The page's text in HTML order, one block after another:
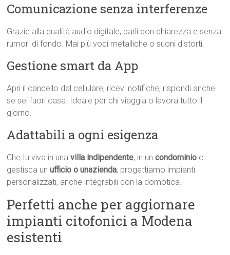
Comunicazione senza interferenze
Grazie alla qualità audio digitale, parli con chiarezza e senza
rumori di fondo. Mai più voci metalliche o suoni distorti.
Gestione smart da App
Apri il cancello dal cellulare, ricevi notifiche, rispondi anche
se sei fuori casa. Ideale per chi viaggia o lavora tutto il
giorno.
Adattabili a ogni esigenza
Che tu viva in unavilla indipendente, in uncondominio o
gestisca unufficio o unazienda, progettiamo impianti
personalizzati, anche integrabili con la domotica.
Perfetti anche per aggiornare
impianti citofonici a Modena
esistenti